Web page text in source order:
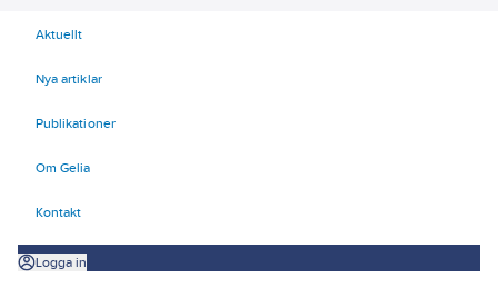
Aktuellt
Nya artiklar
Publikationer
Om Gelia
Kontakt
Logga in